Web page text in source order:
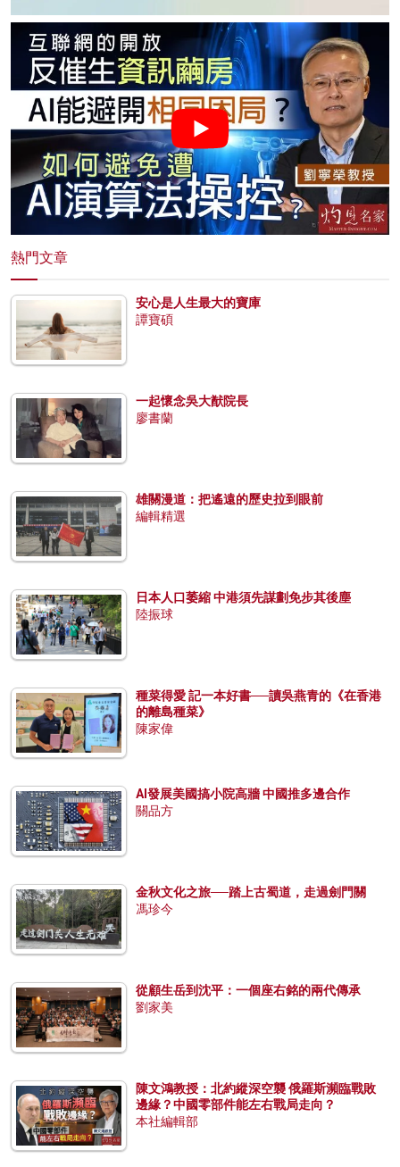
熱門文章
安心是人生最大的寶庫
譚寶碩
一起懷念吳大猷院長
廖書蘭
雄關漫道：把遙遠的歷史拉到眼前
編輯精選
日本人口萎縮 中港須先謀劃免步其後塵
陸振球
種菜得愛 記一本好書──讀吳燕青的《在香港
的離島種菜》
陳家偉
AI發展美國搞小院高牆 中國推多邊合作
關品方
金秋文化之旅──踏上古蜀道，走過劍門關
馮珍今
從顧生岳到沈平：一個座右銘的兩代傳承
劉家美
陳文鴻教授：北約縱深空襲 俄羅斯瀕臨戰敗
邊緣？中國零部件能左右戰局走向？
本社編輯部